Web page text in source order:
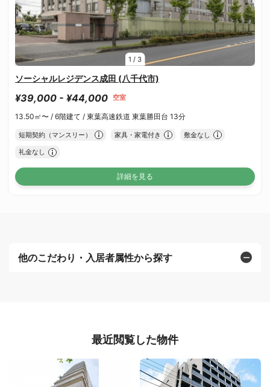
1 / 3
ソーシャルレジデンス成田 (八千代市)
¥39,000 - ¥44,000 空室
13.50㎡〜 / 6階建て / 東葉高速鉄道 東葉勝田台 13分
短期契約（マンスリー） 家具・家電付き 敷金なし
礼金なし
詳細を見る
他のこだわり・入居者属性から探す
最近閲覧した物件